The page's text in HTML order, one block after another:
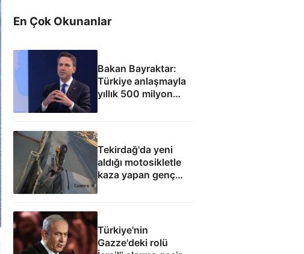
En Çok Okunanlar
Bakan Bayraktar:
Türkiye anlaşmayla
yıllık 500 milyon
Tekirdağ'da yeni
aldığı motosikletle
kaza yapan genç
can verdi
Türkiye'nin
Gazze'deki rolü